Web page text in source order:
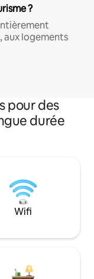
?
aux logements
pour des
durée
Wifi